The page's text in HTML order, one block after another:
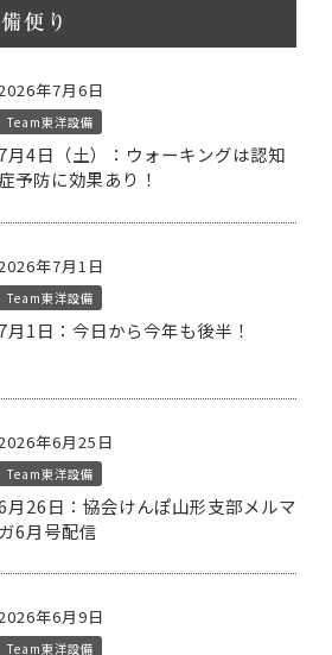
便り
年7月6日
Team東洋設備
7月4日（土）：ウォーキングは認知
予防に効果あり！
年7月1日
Team東洋設備
7月1日：今日から今年も後半！
年6月25日
Team東洋設備
月26日：協会けんぽ山形支部メルマ
ガ6月号配信
年6月9日
Team東洋設備